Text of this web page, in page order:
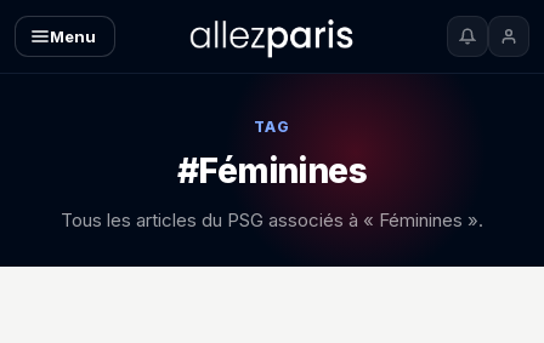
Menu
TAG
#Féminines
Tous les articles du PSG associés à « Féminines ».